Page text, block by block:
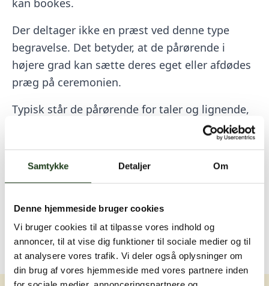
Samtykke Detaljer Om
Denne hjemmeside bruger cookies
Vi bruger cookies til at tilpasse vores indhold og
annoncer, til at vise dig funktioner til sociale medier og til
at analysere vores trafik. Vi deler også oplysninger om
din brug af vores hjemmeside med vores partnere inden
kan bookes.
Der deltager ikke en præst ved denne type
begravelse. Det betyder, at de pårørende i
højere grad kan sætte deres eget eller afdødes
præg på ceremonien.
Typisk står de pårørende for taler og lignende,
men vi kan naturligvis også hjælpe her.
En borgerlig begravelse giver plads til at
mindes, sørge og fejre afdødes liv på en måde,
der er meningsfuld for alle, der var en del af
afdødes liv.
BESTIL EN SAMTALE